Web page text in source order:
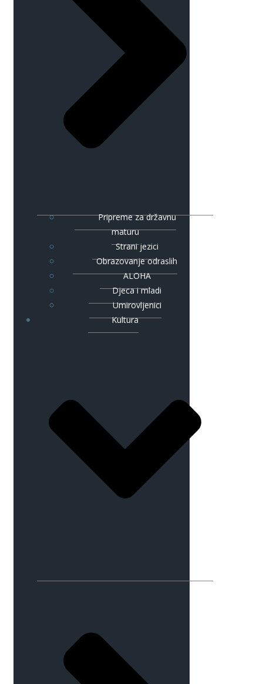
Pripreme za državnu
maturu
Strani jezici
Obrazovanje odraslih
ALOHA
Djeca i mladi
Umirovljenici
Kultura